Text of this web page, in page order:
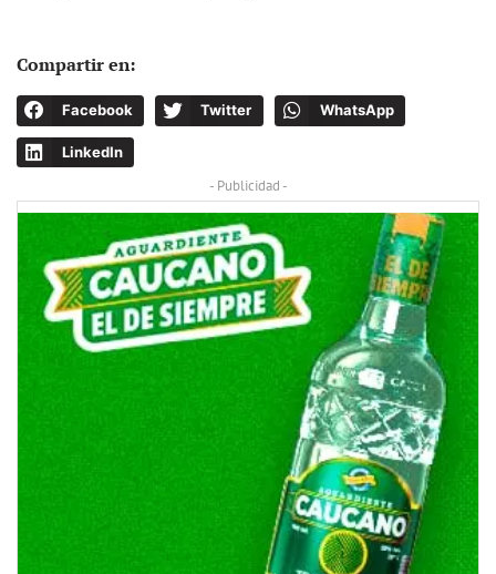
Compartir en:
Facebook Twitter WhatsApp
LinkedIn
- Publicidad -